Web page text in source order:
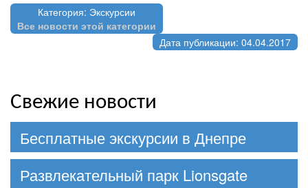
Категория: Экскурсии
Все новости этой категории
Дата публикации: 04.04.2017
Свежие новости
Бесплатные экскурсии в Днепре
Развлекательный парк Lionsgate